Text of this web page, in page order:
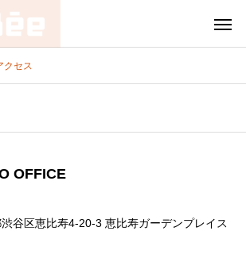
クセス
OFFICE
谷区恵比寿4-20-3 恵比寿ガーデンプレイス